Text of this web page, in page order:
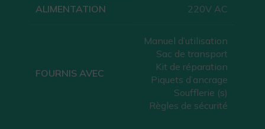
ALIMENTATION 220V AC
FOURNIS AVEC
Manuel d’utilisation
Sac de transport
Kit de réparation
Piquets d’ancrage
Soufflerie (s)
Règles de sécurité